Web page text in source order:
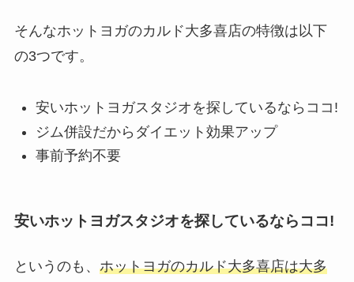
そんなホットヨガのカルド大多喜店の特徴は以下
の3つです。
安いホットヨガスタジオを探しているならココ!
ジム併設だからダイエット効果アップ
事前予約不要
安いホットヨガスタジオを探しているならココ!
というのも、 ホットヨガのカルド大多喜店は大多